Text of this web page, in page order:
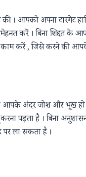
। आपको अपना टारगेट
मेहनत करें । बिना शिद्दत
करें , जिसे करने की
आपके अंदर जोश और भूख हो
पड़ता है । बिना
पर ला सकता है ।